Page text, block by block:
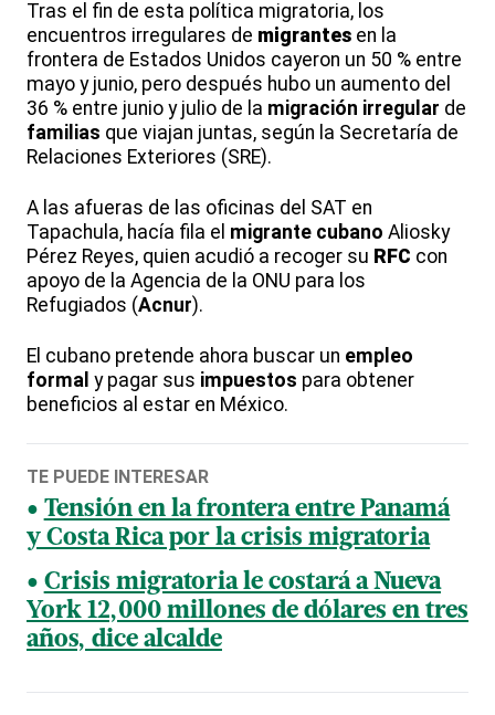
Tras el fin de esta política migratoria, los
encuentros irregulares de migrantes en la
frontera de Estados Unidos cayeron un 50 % entre
mayo y junio, pero después hubo un aumento del
36 % entre junio y julio de la migración irregular de
familias que viajan juntas, según la Secretaría de
Relaciones Exteriores (SRE).
A las afueras de las oficinas del SAT en
Tapachula, hacía fila el migrante cubano Aliosky
Pérez Reyes, quien acudió a recoger su RFC con
apoyo de la Agencia de la ONU para los
Refugiados (Acnur).
El cubano pretende ahora buscar un empleo
formal y pagar sus impuestos para obtener
beneficios al estar en México.
TE PUEDE INTERESAR
Tensión en la frontera entre Panamá
y Costa Rica por la crisis migratoria
Crisis migratoria le costará a Nueva
York 12,000 millones de dólares en tres
años, dice alcalde